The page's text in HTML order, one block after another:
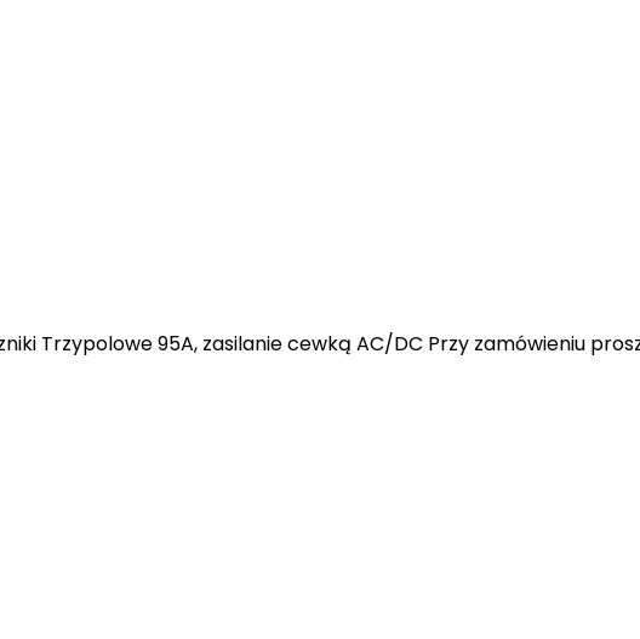
Trzypolowe 95A, zasilanie cewką AC/DC Przy zamówieniu